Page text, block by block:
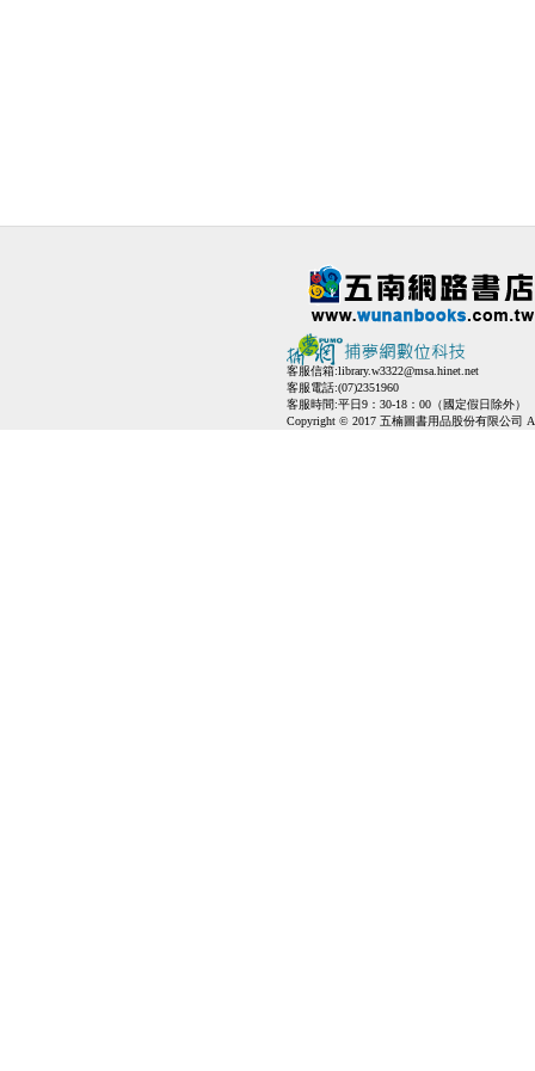
客服信箱:library.w3322@msa.hinet.net
客服電話:(07)2351960
客服時間:平日9：30-18：00（國定假日除外）
Copyright © 2017 五楠圖書用品股份有限公司